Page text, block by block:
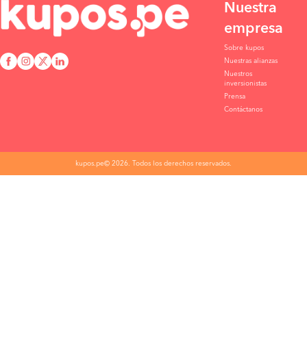
Nuestra
empresa
Sobre kupos
Nuestras alianzas
Nuestros
inversionistas
Prensa
Contáctanos
kupos.pe© 2026. Todos los derechos reservados.